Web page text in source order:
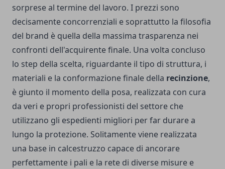
sorprese al termine del lavoro. I prezzi sono
decisamente concorrenziali e soprattutto la filosofia
del brand è quella della massima trasparenza nei
confronti dell'acquirente finale. Una volta concluso
lo step della scelta, riguardante il tipo di struttura, i
materiali e la conformazione finale della recinzione,
è giunto il momento della posa, realizzata con cura
da veri e propri professionisti del settore che
utilizzano gli espedienti migliori per far durare a
lungo la protezione. Solitamente viene realizzata
una base in calcestruzzo capace di ancorare
perfettamente i pali e la rete di diverse misure e